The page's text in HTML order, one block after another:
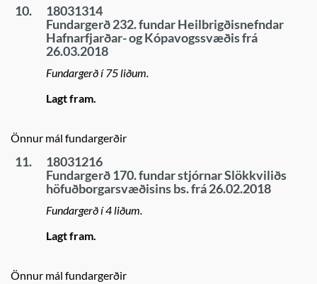
10.
18031314
Fundargerð 232. fundar Heilbrigðisnefndar
Hafnarfjarðar- og Kópavogssvæðis frá
26.03.2018
Fundargerð í 75 liðum.
Lagt fram.
Önnur mál fundargerðir
11.
18031216
Fundargerð 170. fundar stjórnar Slökkviliðs
höfuðborgarsvæðisins bs. frá 26.02.2018
Fundargerð í 4 liðum.
Lagt fram.
Önnur mál fundargerðir